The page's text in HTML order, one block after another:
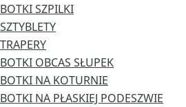
BOTKI SZPILKI
SZTYBLETY
TRAPERY
BOTKI OBCAS SŁUPEK
BOTKI NA KOTURNIE
BOTKI NA PŁASKIEJ PODESZWIE